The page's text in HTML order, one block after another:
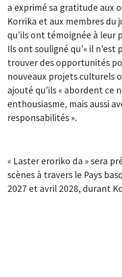
a exprimé sa gratitude aux
Korrika et aux membres du
qu'ils ont témoignée à leur
Ils ont souligné qu'« il n'est
trouver des opportunités
nouveaux projets culturels
ajouté qu'ils « abordent ce
enthousiasme, mais aussi
responsabilités ».
« Laster eroriko da » sera
scènes à travers le Pays
2027 et avril 2028, durant